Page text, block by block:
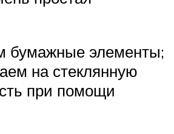
бумажные элементы;
на стеклянную
при помощи